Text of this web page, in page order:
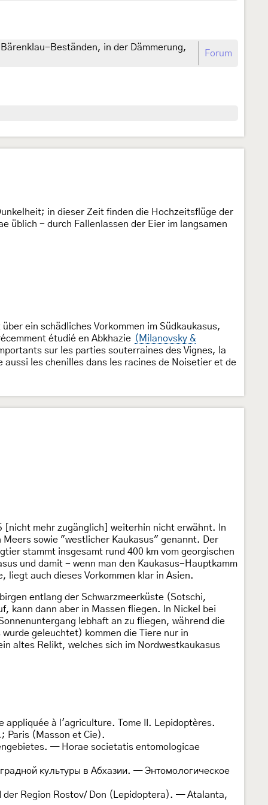
Beständen, in der Dämmerung,
Forum
in dieser Zeit finden die Hochzeitsflüge der
üblich - durch Fallenlassen der Eier im langsamen
ein schädliches Vorkommen im Südkaukasus,
étudié en Abkhazie (Milanovsky &
sur les parties souterraines des Vignes, la
les chenilles dans les racines de Noisetier et de
[nicht mehr zugänglich] weiterhin nicht erwähnt. In
sowie "westlicher Kaukasus" genannt. Der
stammt insgesamt rund 400 km vom georgischen
und damit - wenn man den Kaukasus-Hauptkamm
liegt auch dieses Vorkommen klar in Asien.
entlang der Schwarzmeerküste (Sotschi,
kann dann aber in Massen fliegen. In Nickel bei
lebhaft an zu fliegen, während die
geleuchtet) kommen die Tiere nur in
altes Relikt, welches sich im Nordwestkaukasus
appliquée à l'agriculture. Tome II. Lepidoptères.
Paris (Masson et Cie).
— Horae societatis entomologicae
культуры в Абхазии. — Энтомологическое
der Region Rostov/ Don (Lepidoptera). — Atalanta,